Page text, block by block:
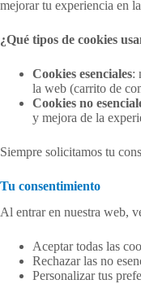
mejorar tu experiencia en
¿Qué tipos de cookies
Cookies esenciales:
la web (carrito de
Cookies no
y mejora de la
Siempre solicitamos tu
Tu consentimiento
Al entrar en nuestra web,
Aceptar todas las
Rechazar las no
Personalizar tus